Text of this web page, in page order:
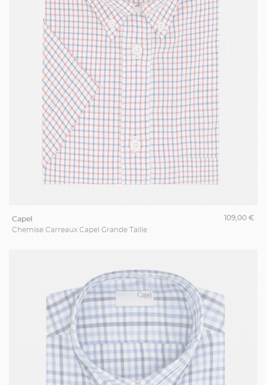
capel
Chemise Carreaux Capel Grande Taille
109,00 €